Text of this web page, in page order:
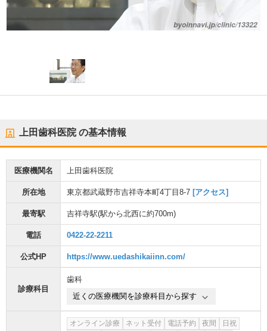
上田歯科医院の基本情報
医療機関名 上田歯科医院
所在地 東京都武蔵野市吉祥寺本町4丁目8-7 [アクセス]
最寄駅 吉祥寺駅(駅から北西に約700m)
電話 0422-22-2211
公式HP https://www.uedashikaiinn.com/
診療科目
歯科
近くの医療機関を診療科目から探す
オンライン診療 ネット受付 電話予約 夜間
日祝